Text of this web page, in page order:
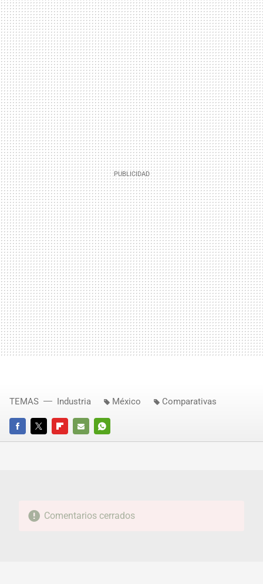
FACEBOOKTWITTERFLIPBOARD
E-
WHATSAPP
TEMAS Industria México Comparativas
Comentarios cerrados